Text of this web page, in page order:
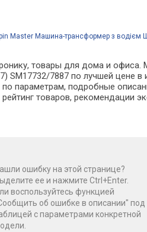
Master Машина-трансформер з водієм
товары для дома и офиса.
7887 по лучшей цене в
подробные
товаров, рекомендации
ошибку на этой странице?
ее и нажмите Ctrl+Enter.
воспользуйтесь функцией
об ошибке в описании" под
с параметрами конкретной